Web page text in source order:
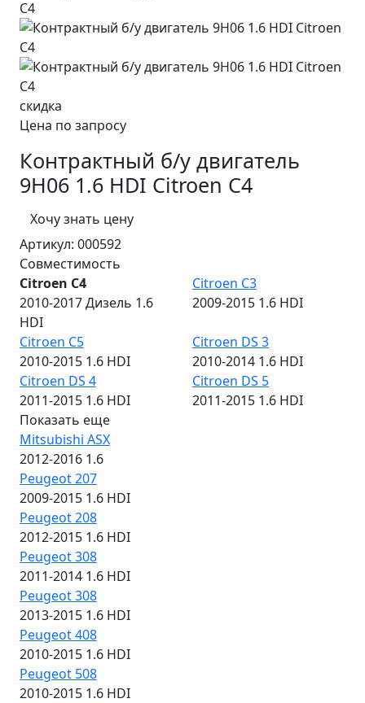
скидка
Цена по запросу
Контрактный б/у двигатель
9H06 1.6 HDI Citroen C4
Хочу знать цену
Артикул: 000592
Совместимость
Citroen C4
2010-2017 Дизель 1.6
HDI
Citroen C3
2009-2015 1.6 HDI
Citroen C5
2010-2015 1.6 HDI
Citroen DS 3
2010-2014 1.6 HDI
Citroen DS 4
2011-2015 1.6 HDI
Citroen DS 5
2011-2015 1.6 HDI
Показать еще
Mitsubishi ASX
2012-2016 1.6
Peugeot 207
2009-2015 1.6 HDI
Peugeot 208
2012-2015 1.6 HDI
Peugeot 308
2011-2014 1.6 HDI
Peugeot 308
2013-2015 1.6 HDI
Peugeot 408
2010-2015 1.6 HDI
Peugeot 508
2010-2015 1.6 HDI